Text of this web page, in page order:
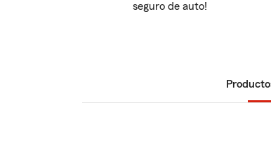
seguro de auto!